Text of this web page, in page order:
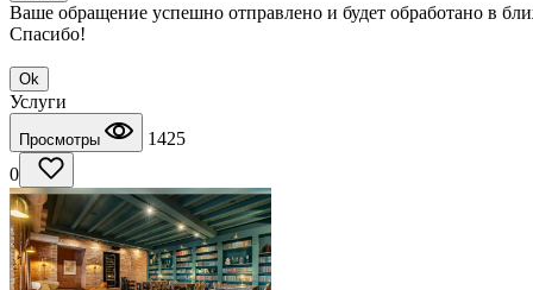
Ваше обращение успешно отправлено и будет обработано в
Спасибо!
Ok
Услуги
Просмотры
1425
0